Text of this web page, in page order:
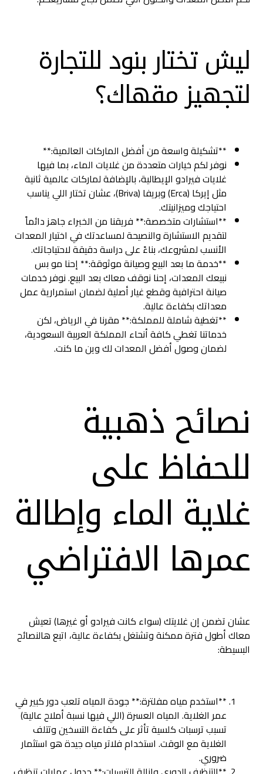
ليش تختار بنود للتجارة
لتجهيز مقهاك؟
**تشكيلة واسعة من أفضل الماركات العالمية:**
نوفر لكم خيارات متعددة من غلايات الماء، بما فيها
غلايات فيرادو الإيطالية، بالإضافة لماركات عالمية ثانية
مثل إيركا (Erca) وبريفا (Briva)، عشان تختار اللي يناسب
احتياجك وميزانيتك.
**استشارات متخصصة:** فريقنا من الخبراء جاهز دائماً
لتقديم الاستشارة والنصيحة لمساعدتك في اختيار المعدات
الأنسب لمشروعك، بناءً على دراسة دقيقة لاحتياجاتك.
**خدمة ما بعد البيع وصيانة موثوقة:** إحنا مو بس
نبيعك المعدات، إحنا نوقف معاك بعد البيع. نوفر خدمات
صيانة احترافية وقطع غيار أصلية لضمان استمرارية عمل
معداتك بكفاءة عالية.
**تغطية شاملة للمملكة:** مقرنا في الرياض، لكن
خدماتنا تغطي كافة أنحاء المملكة العربية السعودية،
لضمان وصول أفضل المعدات لك وين ما كنت.
نصائح ذهبية
للحفاظ على
غلاية الماء وإطالة
عمرها الافتراضي
عشان تضمن إن غلايتك (سواء كانت فيرادو أو غيرها) تعيش
معاك أطول فترة ممكنة وتشتغل بكفاءة عالية، اتبع هالنصائح
البسيطة:
**استخدم مياه مفلترة:** جودة المياه تلعب دور كبير في
عمر الغلاية. المياه العسرة (اللي فيها نسبة أملاح عالية)
تسبب ترسبات كلسية تأثر على كفاءة التسخين وتتلف
الغلاية مع الوقت. استخدام فلاتر مياه جيدة هو استثمار
ضروري.